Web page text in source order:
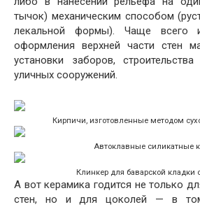
тычок) механическим способом
лекальной формы). Чаще всего
оформления верхней части стен
установки заборов,
уличных сооружений.
Кирпичи, изготовленные методом
Автоклавные силикатные
Клинкер для баварской кладки
А вот керамика годится не только
стен, но и для цоколей — в